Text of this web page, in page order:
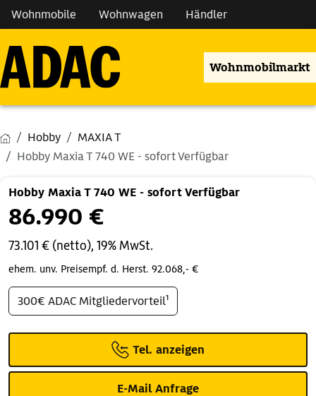
Wohnmobile Wohnwagen Händler
Wohnmobilmarkt
Hobby
MAXIA T
Hobby Maxia T 740 WE - sofort Verfügbar
Hobby Maxia T 740 WE - sofort Verfügbar
86.990 €
73.101 € (netto), 19% MwSt.
ehem. unv. Preisempf. d. Herst. 92.068,- €
300€ ADAC Mitgliedervorteil¹
Tel. anzeigen
E-Mail Anfrage